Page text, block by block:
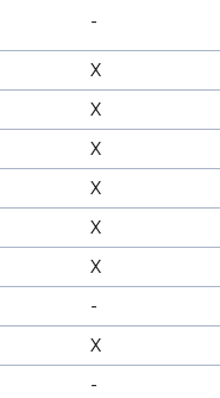
-
X
X
X
X
X
X
-
X
-